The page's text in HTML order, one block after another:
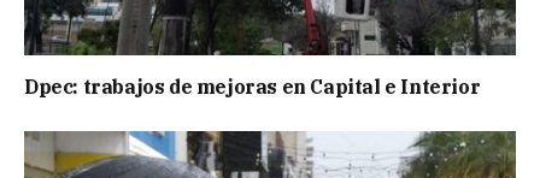
Dpec: trabajos de mejoras en Capital e Interior